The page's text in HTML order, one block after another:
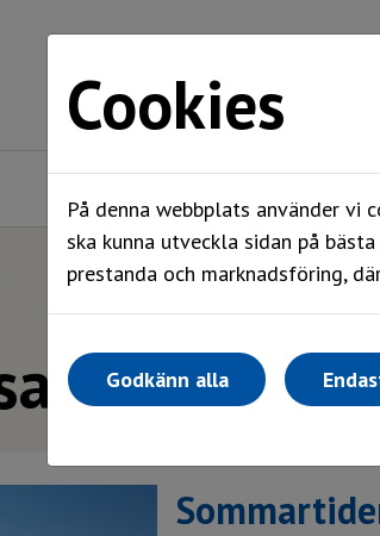
Cookies
På denna webbplats använder
ska kunna utveckla sidan på
prestanda och marknadsföring,
Godkänn alla